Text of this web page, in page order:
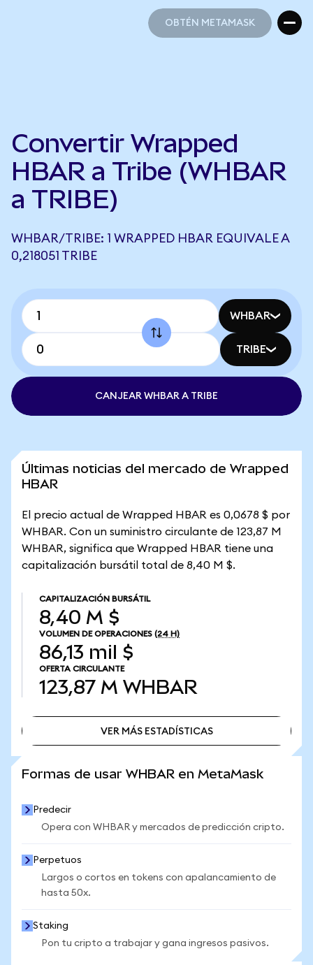
OBTÉN METAMASK
Convertir Wrapped
HBAR a Tribe (WHBAR
a TRIBE)
WHBAR/TRIBE: 1 WRAPPED HBAR EQUIVALE A
0,218051 TRIBE
WHBAR
TRIBE
CANJEAR WHBAR A TRIBE
Últimas noticias del mercado de Wrapped
HBAR
El precio actual de Wrapped HBAR es 0,0678 $ por
WHBAR. Con un suministro circulante de 123,87 M
WHBAR, significa que Wrapped HBAR tiene una
capitalización bursátil total de 8,40 M $.
CAPITALIZACIÓN BURSÁTIL
8,40 M $
VOLUMEN DE OPERACIONES (24 H)
86,13 mil $
OFERTA CIRCULANTE
123,87 M WHBAR
VER MÁS ESTADÍSTICAS
Formas de usar WHBAR en MetaMask
Predecir
Opera con WHBAR y mercados de predicción cripto.
Perpetuos
Largos o cortos en tokens con apalancamiento de
hasta 50x.
Staking
Pon tu cripto a trabajar y gana ingresos pasivos.